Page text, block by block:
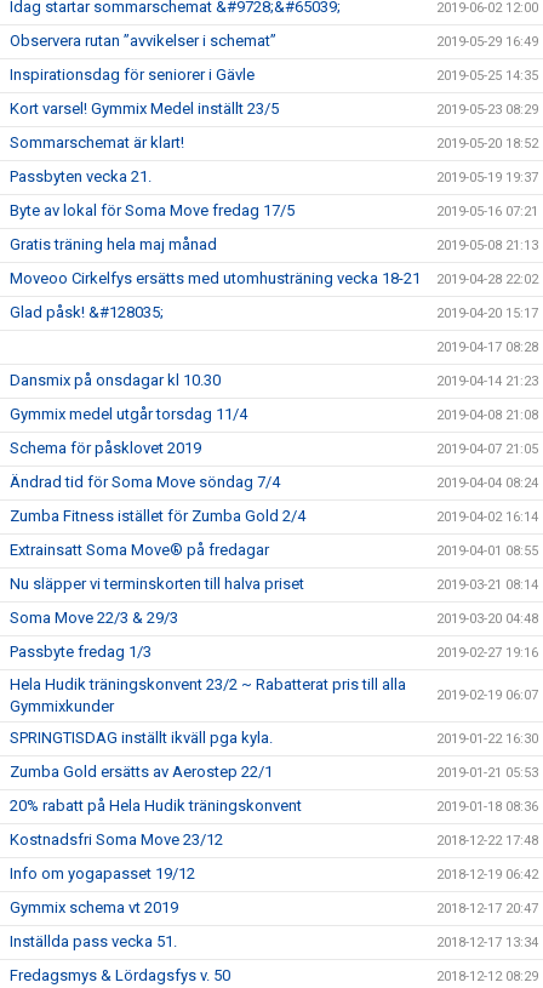
Idag startar sommarschemat &#9728;&#65039; 2019-06-02 12:00
Observera rutan ”avvikelser i schemat” 2019-05-29 16:49
Inspirationsdag för seniorer i Gävle 2019-05-25 14:35
Kort varsel! Gymmix Medel inställt 23/5 2019-05-23 08:29
Sommarschemat är klart! 2019-05-20 18:52
Passbyten vecka 21. 2019-05-19 19:37
Byte av lokal för Soma Move fredag 17/5 2019-05-16 07:21
Gratis träning hela maj månad 2019-05-08 21:13
Moveoo Cirkelfys ersätts med utomhusträning vecka 18-21 2019-04-28 22:02
Glad påsk! &#128035; 2019-04-20 15:17
2019-04-17 08:28
Dansmix på onsdagar kl 10.30 2019-04-14 21:23
Gymmix medel utgår torsdag 11/4 2019-04-08 21:08
Schema för påsklovet 2019 2019-04-07 21:05
Ändrad tid för Soma Move söndag 7/4 2019-04-04 08:24
Zumba Fitness istället för Zumba Gold 2/4 2019-04-02 16:14
Extrainsatt Soma Move® på fredagar 2019-04-01 08:55
Nu släpper vi terminskorten till halva priset 2019-03-21 08:14
Soma Move 22/3 & 29/3 2019-03-20 04:48
Passbyte fredag 1/3 2019-02-27 19:16
Hela Hudik träningskonvent 23/2 ~ Rabatterat pris till alla
Gymmixkunder
2019-02-19 06:07
SPRINGTISDAG inställt ikväll pga kyla. 2019-01-22 16:30
Zumba Gold ersätts av Aerostep 22/1 2019-01-21 05:53
20% rabatt på Hela Hudik träningskonvent 2019-01-18 08:36
Kostnadsfri Soma Move 23/12 2018-12-22 17:48
Info om yogapasset 19/12 2018-12-19 06:42
Gymmix schema vt 2019 2018-12-17 20:47
Inställda pass vecka 51. 2018-12-17 13:34
Fredagsmys & Lördagsfys v. 50 2018-12-12 08:29